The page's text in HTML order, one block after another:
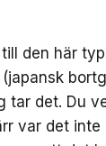
den här
tar det. Du
var det inte